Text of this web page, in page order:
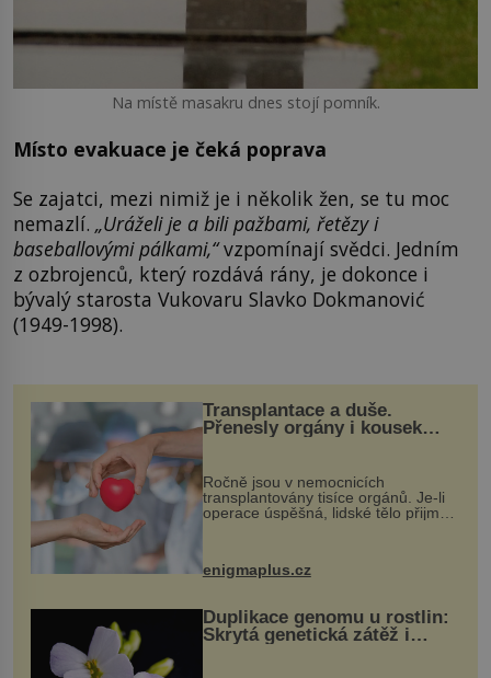
Na místě masakru dnes stojí pomník.
Místo evakuace je čeká poprava
Se zajatci, mezi nimiž je i několik žen, se tu moc
nemazlí. „Uráželi je a bili pažbami, řetězy i
baseballovými pálkami,“vzpomínají svědci. Jedním
z ozbrojenců, který rozdává rány, je dokonce i
bývalý starosta Vukovaru Slavko Dokmanović
(1949-1998).
Transplantace a duše.
Přenesly orgány i kousek
Ročně jsou v nemocnicích
transplantovány tisíce orgánů. Je-li
operace úspěšná, lidské tělo přijme
enigmaplus.cz
Duplikace genomu u rostlin:
Skrytá genetická zátěž i